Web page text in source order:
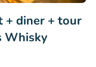
+ diner + tour
Whisky